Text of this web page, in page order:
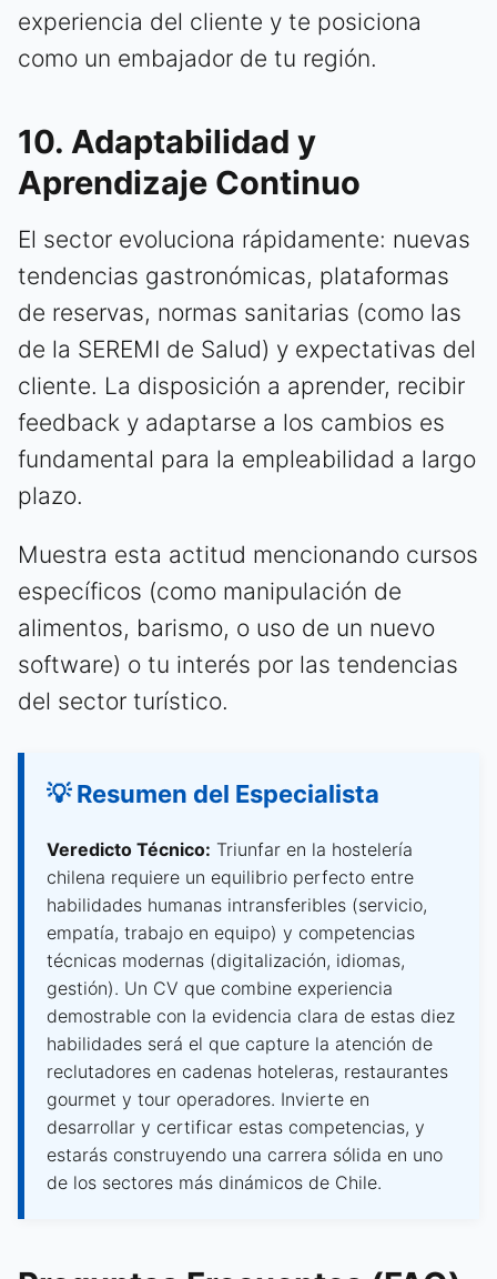
experiencia del cliente y te posiciona
como un embajador de tu región.
10. Adaptabilidad y
Aprendizaje Continuo
El sector evoluciona rápidamente: nuevas
tendencias gastronómicas, plataformas
de reservas, normas sanitarias (como las
de la SEREMI de Salud) y expectativas del
cliente. La disposición a aprender, recibir
feedback y adaptarse a los cambios es
fundamental para la empleabilidad a largo
plazo.
Muestra esta actitud mencionando cursos
específicos (como manipulación de
alimentos, barismo, o uso de un nuevo
software) o tu interés por las tendencias
del sector turístico.
💡 Resumen del Especialista
Veredicto Técnico: Triunfar en la hostelería
chilena requiere un equilibrio perfecto entre
habilidades humanas intransferibles (servicio,
empatía, trabajo en equipo) y competencias
técnicas modernas (digitalización, idiomas,
gestión). Un CV que combine experiencia
demostrable con la evidencia clara de estas diez
habilidades será el que capture la atención de
reclutadores en cadenas hoteleras, restaurantes
gourmet y tour operadores. Invierte en
desarrollar y certificar estas competencias, y
estarás construyendo una carrera sólida en uno
de los sectores más dinámicos de Chile.